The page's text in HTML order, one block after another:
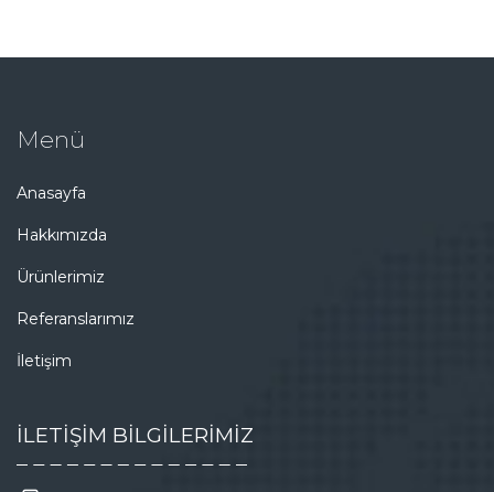
Menü
Anasayfa
Hakkımızda
Ürünlerimiz
Referanslarımız
İletişim
İLETİŞİM BİLGİLERİMİZ